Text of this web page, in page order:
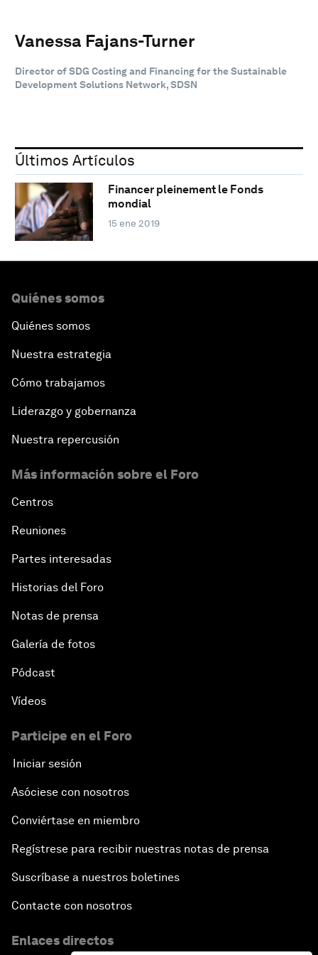
Vanessa Fajans-Turner
Director of SDG Costing and Financing for the Sustainable
Development Solutions Network, SDSN
Últimos Artículos
Financer pleinement le Fonds
mondial
15 ene 2019
Quiénes somos
Quiénes somos
Nuestra estrategia
Cómo trabajamos
Liderazgo y gobernanza
Nuestra repercusión
Más información sobre el Foro
Centros
Reuniones
Partes interesadas
Historias del Foro
Notas de prensa
Galería de fotos
Pódcast
Vídeos
Participe en el Foro
Iniciar sesión
Asóciese con nosotros
Conviértase en miembro
Regístrese para recibir nuestras notas de prensa
Suscríbase a nuestros boletines
Contacte con nosotros
Enlaces directos